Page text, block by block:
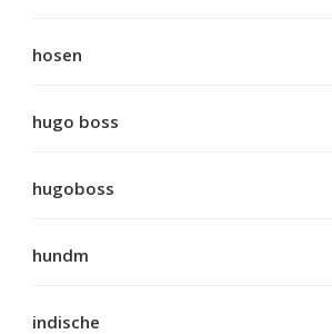
hosen
hugo boss
hugoboss
hundm
indische